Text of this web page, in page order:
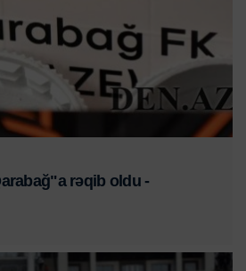
rəqib oldu -